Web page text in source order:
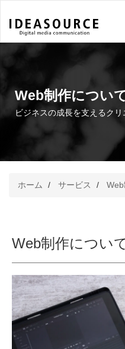
Web制作につい
ビジネスの成長を支えるク
ホーム サービス
Web制作につい